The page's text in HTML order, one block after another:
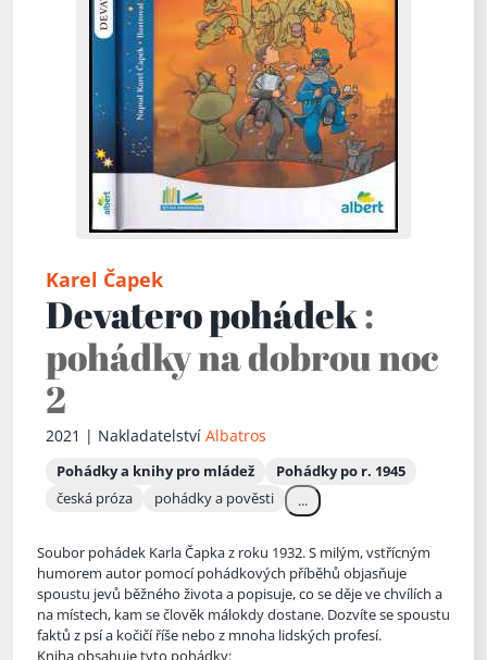
Karel Čapek
Devatero pohádek:
pohádky na dobrou noc
2
2021 | Nakladatelství Albatros
Pohádky a knihy pro mládež
Pohádky po r. 1945
česká próza
pohádky a pověsti ...
Soubor pohádek Karla Čapka z roku 1932. S milým, vstřícným
humorem autor pomocí pohádkových příběhů objasňuje
spoustu jevů běžného života a popisuje, co se děje ve chvílích a
na místech, kam se člověk málokdy dostane. Dozvíte se spoustu
faktů z psí a kočičí říše nebo z mnoha lidských profesí.
Kniha obsahuje tyto pohádky: